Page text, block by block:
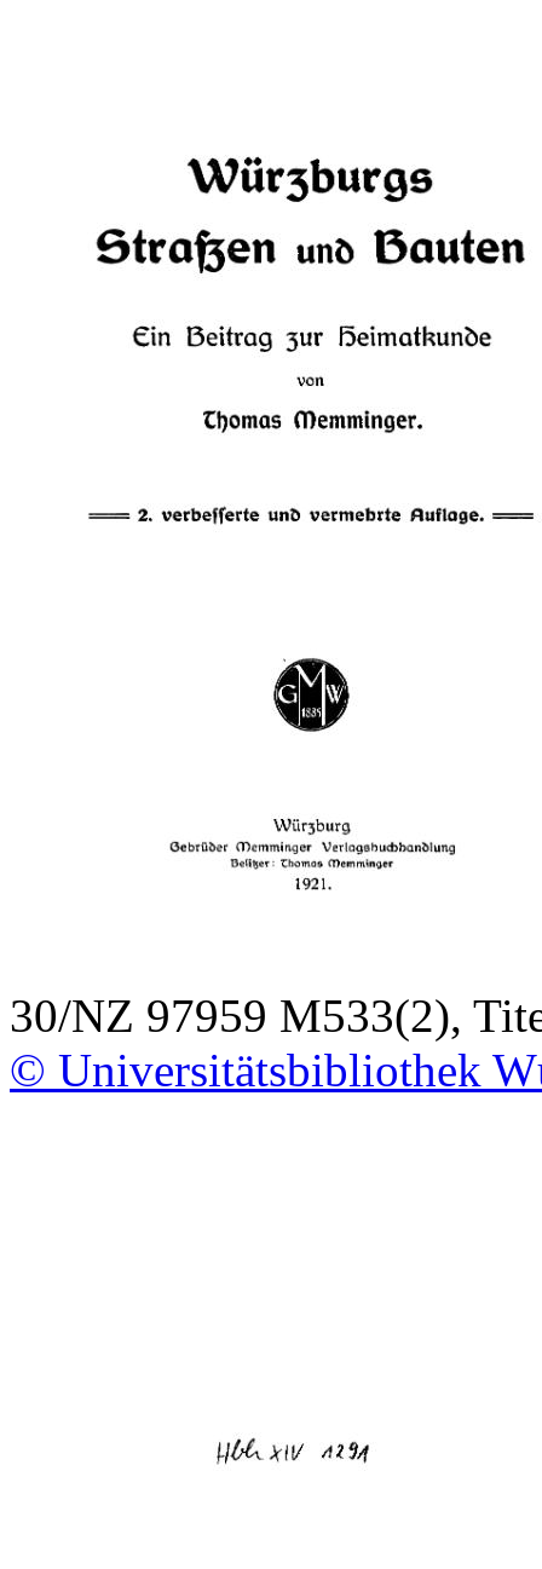
30/NZ 97959 M533(2),
© Universitätsbibliothek